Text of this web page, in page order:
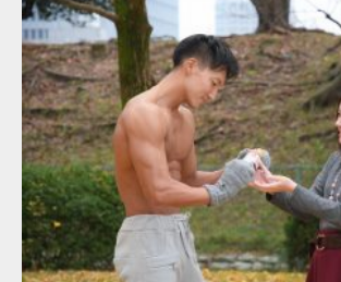
Update:2021.07.8
Category:公園のマッチョ その他 AKIHITO(細マ
肩
ダウンロード